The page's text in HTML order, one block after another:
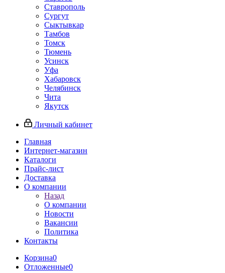
Ставрополь
Сургут
Сыктывкар
Тамбов
Томск
Тюмень
Усинск
Уфа
Хабаровск
Челябинск
Чита
Якутск
Личный кабинет
Главная
Интернет-магазин
Каталоги
Прайс-лист
Доставка
О компании
Назад
О компании
Новости
Вакансии
Политика
Контакты
Корзина0
Отложенные0